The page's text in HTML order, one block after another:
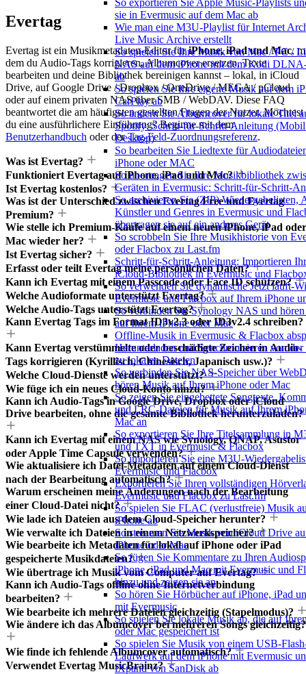
So exportieren Sie Apple Music-Playlists
sie in Evermusic auf dem Mac ab
Wie man eine M3U-Playlist für Internet
Live Music Archive erstellt
So spielen Sie Ihre Musik von Mac / PC /
NAS auf dem iPhone mit dem Kodi
ab
So spielen Sie Ihre eigene Musik auf dem
CarPlay ab
So ändern Sie Albumcover für lokale Titel
Spotify: Schritt-für-Schritt-Anleitung
Desktop)
So bearbeiten Sie Liedtexte für
iPhone oder MAC
So übertragen Sie Ihre Musikbibliothek
Geräten in Evermusic: Schritt-für-Schritt-
So archivieren Sie (ZIP) Wiedergabelisten,
Künstler und Genres in Evermusic und
übertragen sie auf ein anderes Gerät
So scrobbeln Sie Ihre Musikhistorie von
oder Flacbox zu Last.fm
Schritt-für-Schritt-Anleitung: Importieren
iCloud-Bibliothek in Evermusic und
So verwenden Sie dynamische Jetzt läuft-
Evermusic und Flacbox auf Ihrem iPhone
So verbinden Sie Synology NAS und
auf Ihrem iPhone oder Mac
Offline-Musik in Evermusic & Flacbox
Herunterladen und Synchronisieren von
zu lokalen Dateien
So verbinden Sie NAS-Speicher über
hören Musik auf Ihrem iPhone oder Mac
So zeigen Sie eingebettete Songtexte,
und LRC-Dateien für Musik auf Ihrem
Mac an
So exportieren Sie Ihre Titelsammlung in
und TXT in Evermusic & Flacbox
So importieren Sie eine M3U-
Evermusic und Flacbox
Exportieren Sie Ihren vollständigen
Evermusic und Flacbox zu Last.fm
So spielen Sie FLAC (verlustfreie) Musik
iPhone ab
So streamen Sie Musik von iCloud Drive
iPhone oder Mac
So fügen Sie Kommentare zu Ihren
iPhone, iPad und Mac mit Evermusic und
hinzu und zeigen sie an
So hören Sie Hörbücher auf iPhone, iPad
mit Evermusic
So spielen Sie lokale Musik ab, die auf
oder Mac gespeichert ist
So spielen Sie Musik von einem USB-
Laufwerk auf dem iPhone mit Evermusic
iXpand von SanDisk ab
Evertag
Evertag ist ein Musikmetadaten-Editor füriPhone, iPad und Mac,
dem du Audio-Tags korrigieren, Albumcover ersetzen, Texte
bearbeiten und deine Bibliothek bereinigen kannst – lokal, in iCloud
Drive, auf Google Drive / Dropbox / OneDrive / MEGA / pCloud
oder auf einem privaten NAS über SMB / WebDAV. Diese FAQ
beantwortet die am häufigsten gestellten Fragen der Nutzer. Möchtest
du eine ausführlichere Einführung? Beginne mit dem
Benutzerhandbuch oder derTag-Feld-Zuordnungsreferenz.
Was ist Evertag?
Funktioniert Evertag auf iPhone, iPad und Mac?
Ist Evertag kostenlos?
Was ist der Unterschied zwischen Evertag Free und Evertag
Premium?
Wie stelle ich Premium-Käufe auf einem neuen iPhone, iPad oder
Mac wieder her?
Ist Evertag sicher?
Erfasst oder teilt Evertag meine persönlichen Daten?
Kann ich Evertag mit einem Passcode oder Face ID schützen?
Welche Audioformate unterstützt Evertag?
Welche Audio-Tags unterstützt Evertag?
Kann Evertag Tags im Format ID3v2.3 oder ID3v2.4 schreiben?
Kann Evertag verstümmelte oder beschädigte Zeichen in Audio-
Tags korrigieren (Kyrillisch, Chinesisch, Japanisch usw.)?
Welche Cloud-Dienste werden unterstützt?
Wie füge ich ein neues Cloud-Konto hinzu?
Kann ich Audio-Tags in Google Drive, Dropbox oder iCloud
Drive bearbeiten, ohne die gesamte Bibliothek herunterzuladen?
Kann ich Evertag mit einem NAS wie Synology, QNAP, Asustor
oder Apple Time Capsule verwenden?
Wie aktualisiere ich Datei-Metadaten auf einem Cloud-Dienst
nach der Bearbeitung automatisch?
Warum erscheinen meine Änderungen nach der Bearbeitung
einer Cloud-Datei nicht?
Wie lade ich Dateien aus dem Cloud-Speicher herunter?
Wie verwalte ich Dateien in einem Netzwerkspeicher?
Wie bearbeite ich Metadaten für lokal auf iPhone oder iPad
gespeicherte Musikdateien?
Wie übertrage ich Musik vom Computer auf Evertag?
Kann ich Audio-Tags offline ohne Internetverbindung
bearbeiten?
Wie bearbeite ich mehrere Dateien gleichzeitig (Stapelmodus)?
Wie ändere ich das Albumcover bei mehreren Songs gleichzeitig?
Wie finde ich fehlende Albumcover automatisch?
Verwendet Evertag MusicBrainz?